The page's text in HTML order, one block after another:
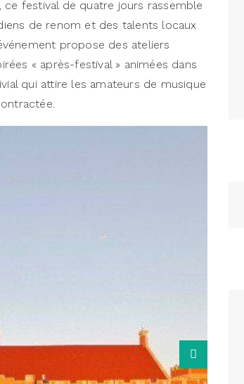
ce festival de quatre jours rassemble
de renom et des talents locaux
propose des ateliers
« après-festival » animées dans
qui attire les amateurs de musique